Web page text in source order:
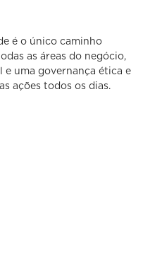
é o único caminho
as áreas do negócio,
uma governança ética e
ações todos os dias.